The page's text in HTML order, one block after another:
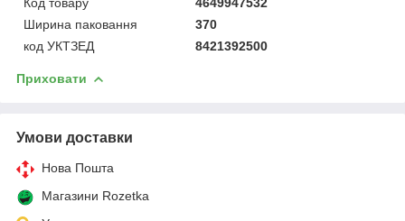
Ширина паковання
370
код УКТЗЕД
8421392500
Приховати
Умови доставки
Нова Пошта
Магазини Rozetka